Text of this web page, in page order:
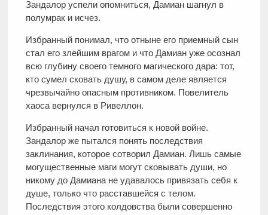
Зандалор успели опомниться, Дамиан шагнул в
полумрак и исчез.
Избранный понимал, что отныне его приемный сын
стал его злейшим врагом и что Дамиан уже осознал
всю глубину своего темного магического дара: тот,
кто сумел сковать душу, в самом деле является
чрезвычайно опасным противником. Повелитель
хаоса вернулся в Ривеллон.
Избранный начал готовиться к новой войне.
Зандалор же пытался понять последствия
заклинания, которое сотворил Дамиан. Лишь самые
могущественные маги могут сковывать души, но
никому до Дамиана не удавалось привязать себя к
душе, только что расставшейся с телом.
Последствия этого колдовства были совершенно